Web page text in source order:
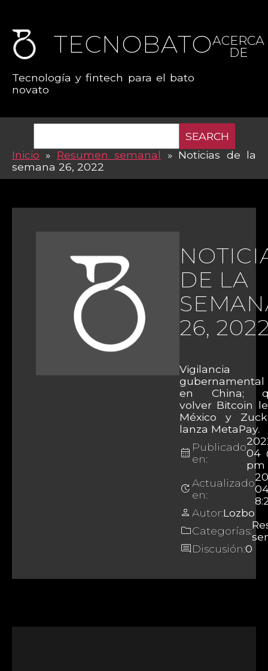
TECNOBATO
Tecnología y fintech para el bato
novato
ACERCA
DE
SEARCH
Inicio » Resumen semanal » Noticias de la
semana 26, 2022
DE LA
26,
Vigilancia
en China;
volver Bitcoin
México y
lanza MetaPay.
calendar_month Publicado
en:
04
pm
updateActualizado
en:
person Autor:Lozbo
folderCategorías:
commentDiscusión:0